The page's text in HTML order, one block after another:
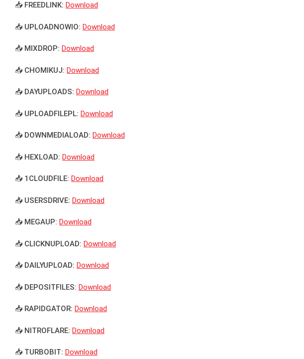
📥 FREEDLINK: Download
📥 UPLOADNOWIO: Download
📥 MIXDROP: Download
📥 CHOMIKUJ: Download
📥 DAYUPLOADS: Download
📥 UPLOADFILEPL: Download
📥 DOWNMEDIALOAD: Download
📥 HEXLOAD: Download
📥 1CLOUDFILE: Download
📥 USERSDRIVE: Download
📥 MEGAUP: Download
📥 CLICKNUPLOAD: Download
📥 DAILYUPLOAD: Download
📥 DEPOSITFILES: Download
📥 RAPIDGATOR: Download
📥 NITROFLARE: Download
📥 TURBOBIT: Download